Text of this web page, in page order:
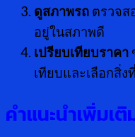
ดูสภาพรถ ตรวจส
อยู่ในสภาพดี
เปรียบเทียบราคา
เทียบและเลือกสิ่
คำแนะนำเพิ่มเติ